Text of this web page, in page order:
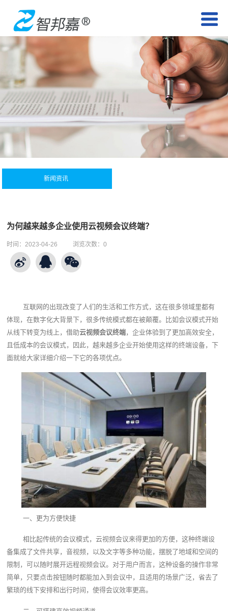
新闻资讯
为何越来越多企业使用云视频会议终端？
时间： 2023-04-26 浏览次数：0
互联网的出现改变了人们的生活和工作方式，这在很多领域里都有
体现，在数字化大背景下，很多传统模式都在被颠覆。比如会议模式开始
从线下转变为线上，借助云视频会议终端，企业体验到了更加高效安全，
且低成本的会议模式，因此，越来越多企业开始使用这样的终端设备，下
面就给大家详细介绍一下它的各项优点。
一、更为方便快捷
相比起传统的会议模式，云视频会议来得更加的方便，这种终端设
备集成了文件共享，音视频，以及文字等多种功能，摆脱了地域和空间的
限制，可以随时展开远程视频会议。对于用户而言，这种设备的操作非常
简单，只要点击按钮随时都能加入到会议中，且适用的场景广泛，省去了
繁琐的线下安排和出行时间，使得会议效率更高。